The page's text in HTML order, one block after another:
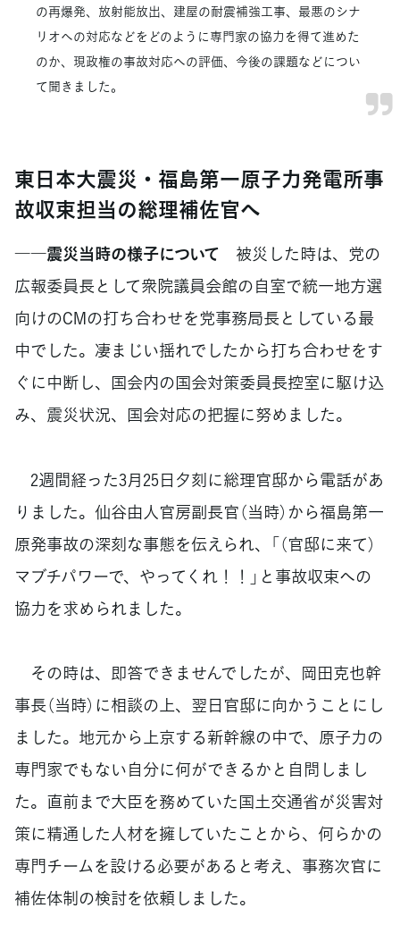
の再爆発、放射能放出、建屋の耐震補強工事、最悪のシナ
リオへの対応などをどのように専門家の協力を得て進めた
のか、現政権の事故対応への評価、今後の課題などについ
て聞きました。
東日本大震災・福島第一原子力発電所事
故収束担当の総理補佐官へ
――震災当時の様子について 被災した時は、党の
広報委員長として衆院議員会館の自室で統一地方選
向けのCMの打ち合わせを党事務局長としている最
中でした。凄まじい揺れでしたから打ち合わせをす
ぐに中断し、国会内の国会対策委員長控室に駆け込
み、震災状況、国会対応の把握に努めました。
2週間経った3月25日夕刻に総理官邸から電話があ
りました。仙谷由人官房副長官（当時）から福島第一
原発事故の深刻な事態を伝えられ、「（官邸に来て）
マブチパワーで、やってくれ！！」と事故収束への
協力を求められました。
その時は、即答できませんでしたが、岡田克也幹
事長（当時）に相談の上、翌日官邸に向かうことにし
ました。地元から上京する新幹線の中で、原子力の
専門家でもない自分に何ができるかと自問しまし
た。直前まで大臣を務めていた国土交通省が災害対
策に精通した人材を擁していたことから、何らかの
専門チームを設ける必要があると考え、事務次官に
補佐体制の検討を依頼しました。